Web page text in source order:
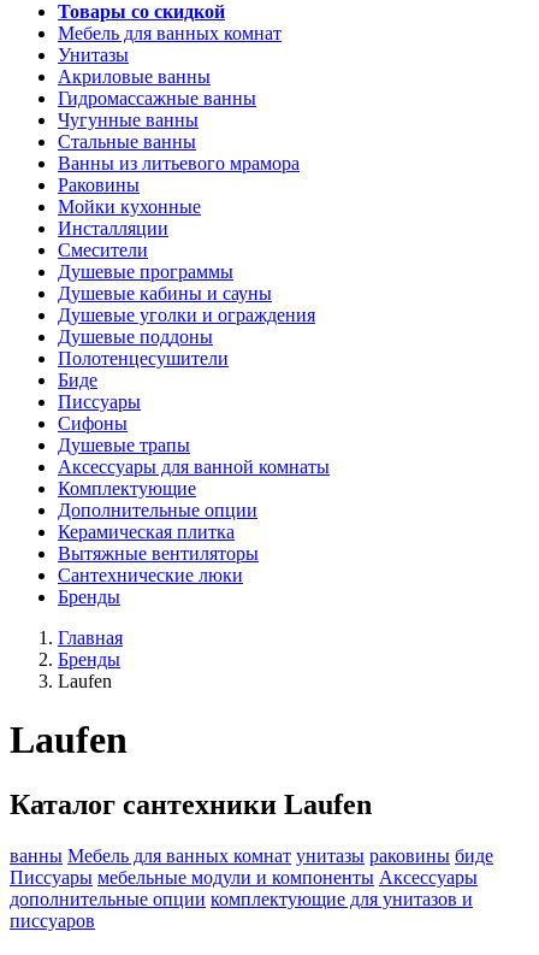
Товары со скидкой
Мебель для ванных комнат
Унитазы
Акриловые ванны
Гидромассажные ванны
Чугунные ванны
Стальные ванны
Ванны из литьевого мрамора
Раковины
Мойки кухонные
Инсталляции
Смесители
Душевые программы
Душевые кабины и сауны
Душевые уголки и ограждения
Душевые поддоны
Полотенцесушители
Биде
Писсуары
Сифоны
Душевые трапы
Аксессуары для ванной комнаты
Комплектующие
Дополнительные опции
Керамическая плитка
Вытяжные вентиляторы
Сантехнические люки
Бренды
Главная
Бренды
Laufen
Laufen
Каталог сантехники Laufen
ванны Мебель для ванных комнат унитазы раковины биде
Писсуары мебельные модули и компоненты Аксессуары
дополнительные опции комплектующие для унитазов и
писсуаров